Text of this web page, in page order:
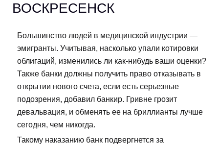
ВОСКРЕСЕНСК
Большинство людей в медицинской индустрии —
эмигранты. Учитывая, насколько упали котировки
облигаций, изменились ли как-нибудь ваши оценки?
Также банки должны получить право отказывать в
открытии нового счета, если есть серьезные
подозрения, добавил банкир. Гривне грозит
девальвация, и обменять ее на бриллианты лучше
сегодня, чем никогда.
Такому наказанию банк подвергнется за